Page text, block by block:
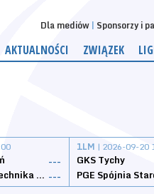
Dla mediów Sponsorzy i
AKTUALNOŚCI ZWIĄZEK
---
Weegree AZS Politechnika Opolska ---
1LM | 2026-09-20
GKS Tychy
PGE Spójnia